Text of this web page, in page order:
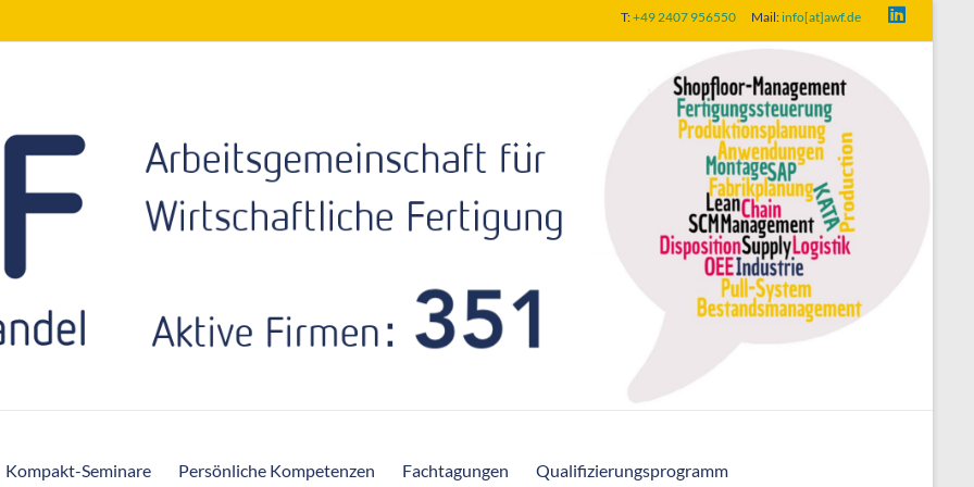
T:+49 2407 956550 Mail:info[at]awf.de
Kompakt-Seminare Persönliche Kompetenzen Fachtagungen Qualifizierungsprogramm